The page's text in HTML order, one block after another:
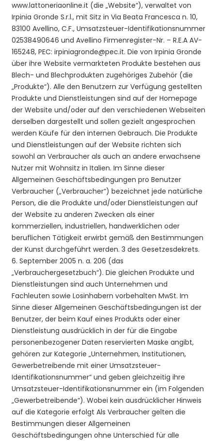
www.lattoneriaonline.it (die „Website“), verwaltet von
Irpinia Gronde S.r.l., mit Sitz in Via Beata Francesca n. 10,
83100 Avellino, C.F., Umsatzsteuer-Identifikationsnummer
02538490646 und Avellino Firmenregister-Nr. – R.E.A AV-
165248, PEC: irpiniagronde@pec.it. Die von Irpinia Gronde
über ihre Website vermarkteten Produkte bestehen aus
Blech- und Blechprodukten zugehöriges Zubehör (die
„Produkte“). Alle den Benutzern zur Verfügung gestellten
Produkte und Dienstleistungen sind auf der Homepage
der Website und/oder auf den verschiedenen Webseiten
derselben dargestellt und sollen gezielt angesprochen
werden Käufe für den internen Gebrauch. Die Produkte
und Dienstleistungen auf der Website richten sich
sowohl an Verbraucher als auch an andere erwachsene
Nutzer mit Wohnsitz in Italien. Im Sinne dieser
Allgemeinen Geschäftsbedingungen pro Benutzer
Verbraucher („Verbraucher“) bezeichnet jede natürliche
Person, die die Produkte und/oder Dienstleistungen auf
der Website zu anderen Zwecken als einer
kommerziellen, industriellen, handwerklichen oder
beruflichen Tätigkeit erwirbt gemäß den Bestimmungen
der Kunst durchgeführt werden. 3 des Gesetzesdekrets.
6. September 2005 n. a. 206 (das
„Verbrauchergesetzbuch“). Die gleichen Produkte und
Dienstleistungen sind auch Unternehmen und
Fachleuten sowie Losinhabern vorbehalten MwSt. Im
Sinne dieser Allgemeinen Geschäftsbedingungen ist der
Benutzer, der beim Kauf eines Produkts oder einer
Dienstleistung ausdrücklich in der für die Eingabe
personenbezogener Daten reservierten Maske angibt,
gehören zur Kategorie „Unternehmen, Institutionen,
Gewerbetreibende mit einer Umsatzsteuer-
Identifikationsnummer“ und geben gleichzeitig ihre
Umsatzsteuer-Identifikationsnummer ein (im Folgenden
„Gewerbetreibende“). Wobei kein ausdrücklicher Hinweis
auf die Kategorie erfolgt Als Verbraucher gelten die
Bestimmungen dieser Allgemeinen
Geschäftsbedingungen ohne Unterschied für alle